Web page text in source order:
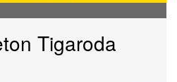
Tigaroda